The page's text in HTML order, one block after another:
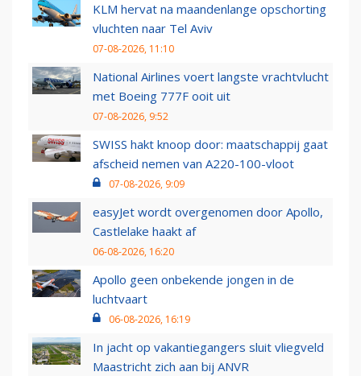
KLM hervat na maandenlange opschorting
vluchten naar Tel Aviv
07-08-2026, 11:10
National Airlines voert langste vrachtvlucht
met Boeing 777F ooit uit
07-08-2026, 9:52
SWISS hakt knoop door: maatschappij gaat
afscheid nemen van A220-100-vloot
07-08-2026, 9:09
easyJet wordt overgenomen door Apollo,
Castlelake haakt af
06-08-2026, 16:20
Apollo geen onbekende jongen in de
luchtvaart
06-08-2026, 16:19
In jacht op vakantiegangers sluit vliegveld
Maastricht zich aan bij ANVR